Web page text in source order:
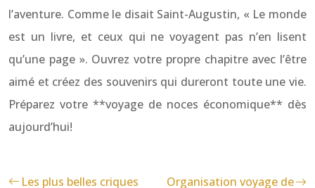
l’aventure. Comme le disait Saint-Augustin, « Le monde
est un livre, et ceux qui ne voyagent pas n’en lisent
qu’une page ». Ouvrez votre propre chapitre avec l’être
aimé et créez des souvenirs qui dureront toute une vie.
Préparez votre **voyage de noces économique** dès
aujourd’hui!
Les plus belles criques
Organisation voyage de